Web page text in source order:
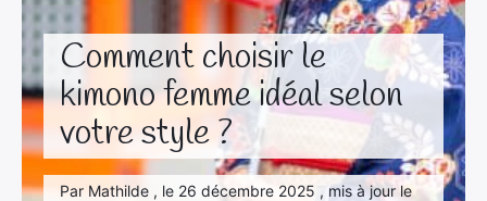
Comment choisir le
kimono femme idéal selon
votre style ?
Par Mathilde , le 26 décembre 2025 , mis à jour le